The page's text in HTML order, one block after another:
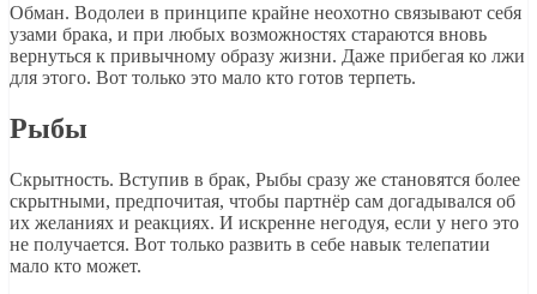
Обман. Водолеи в принципе крайне неохотно связывают себя
узами брака, и при любых возможностях стараются вновь
вернуться к привычному образу жизни. Даже прибегая ко лжи
для этого. Вот только это мало кто готов терпеть.
Рыбы
Скрытность. Вступив в брак, Рыбы сразу же становятся более
скрытными, предпочитая, чтобы партнёр сам догадывался об
их желаниях и реакциях. И искренне негодуя, если у него это
не получается. Вот только развить в себе навык телепатии
мало кто может.